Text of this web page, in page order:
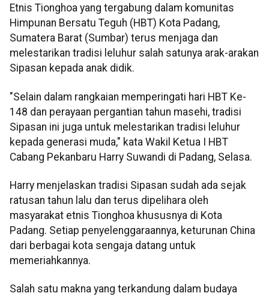
Etnis Tionghoa yang tergabung dalam komunitas
Himpunan Bersatu Teguh (HBT) Kota Padang,
Sumatera Barat (Sumbar) terus menjaga dan
melestarikan tradisi leluhur salah satunya arak-arakan
Sipasan kepada anak didik.
"Selain dalam rangkaian memperingati hari HBT Ke-
148 dan perayaan pergantian tahun masehi, tradisi
Sipasan ini juga untuk melestarikan tradisi leluhur
kepada generasi muda," kata Wakil Ketua I HBT
Cabang Pekanbaru Harry Suwandi di Padang, Selasa.
Harry menjelaskan tradisi Sipasan sudah ada sejak
ratusan tahun lalu dan terus dipelihara oleh
masyarakat etnis Tionghoa khususnya di Kota
Padang. Setiap penyelenggaraannya, keturunan China
dari berbagai kota sengaja datang untuk
memeriahkannya.
Salah satu makna yang terkandung dalam budaya